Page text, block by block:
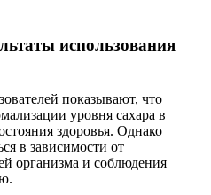
использования
показывают, что
уровня сахара в
здоровья. Однако
в зависимости от
организма и соблюдения